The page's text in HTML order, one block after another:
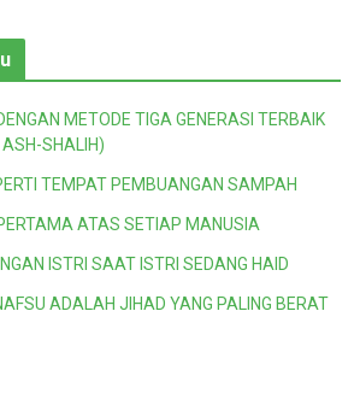
METODE TIGA GENERASI TERBAIK
SHALIH)
TEMPAT PEMBUANGAN SAMPAH
ATAS SETIAP MANUSIA
ISTRI SAAT ISTRI SEDANG HAID
ADALAH JIHAD YANG PALING BERAT